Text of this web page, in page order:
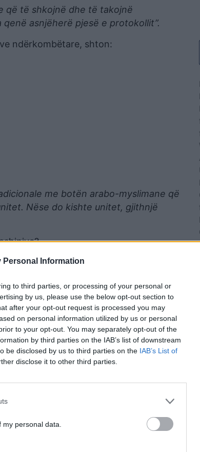
Personal Information
to third parties, or processing of your personal or
by us, please use the below opt-out section to
after your opt-out request is processed you may
on personal information utilized by us or personal
to your opt-out. You may separately opt-out of the
by third parties on the IAB’s list of downstream
be disclosed by us to third parties on the IAB’s List of
disclose it to other third parties.
personal data.
që të shkojnë dhe të takojnë
asnjëherë pjesë e protokollit”.
ndërkombëtare, shton:
me botën arabo-myslimane që
Nëse do kishte unitet, gjithnjë
duhet të jetë një qasje dhe lojë me
lojës, por nuk është vetëm”,